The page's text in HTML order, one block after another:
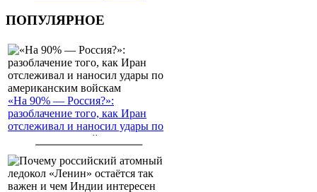
ПОПУЛЯРНОЕ
«На 90% — Россия?»:
разоблачение того, как Иран
отслеживал и наносил удары по
американским войскам